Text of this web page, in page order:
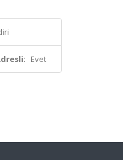
Evet